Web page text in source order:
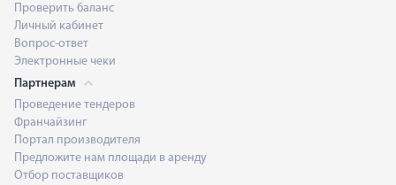
Проверить баланс
Личный кабинет
Вопрос-ответ
Электронные чеки
Партнерам
Проведение тендеров
Франчайзинг
Портал производителя
Предложите нам площади в аренду
Отбор поставщиков